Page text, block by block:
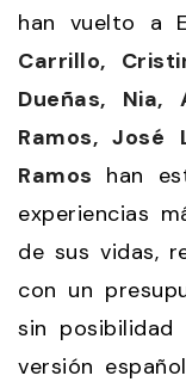
han vuelto a
Carrillo,
Dueñas, Nia,
Ramos, José
Ramos han
experiencias
de sus vidas,
con un
sin
versión